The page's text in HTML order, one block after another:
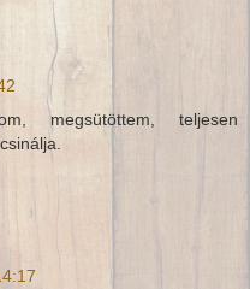
megsütöttem, teljesen